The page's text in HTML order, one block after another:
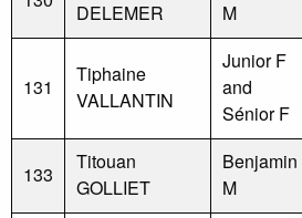
DELEMER
M
131
Tiphaine
VALLANTIN
Junior F
and
Sénior F
133
Titouan
GOLLIET
Benjamin
M